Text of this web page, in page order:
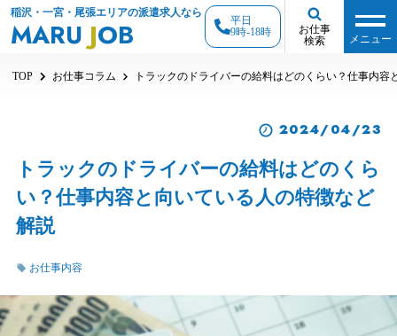
稲沢・一宮・尾張エリアの派遣求人なら
MARU JOB
平日
9時-18時
お仕事
検索
メニュー
TOP お仕事コラム トラックのドライバーの給料はどのくらい？仕事内容
2024/04/23
トラックのドライバーの給料はどのくら
い？仕事内容と向いている人の特徴など
解説
お仕事内容